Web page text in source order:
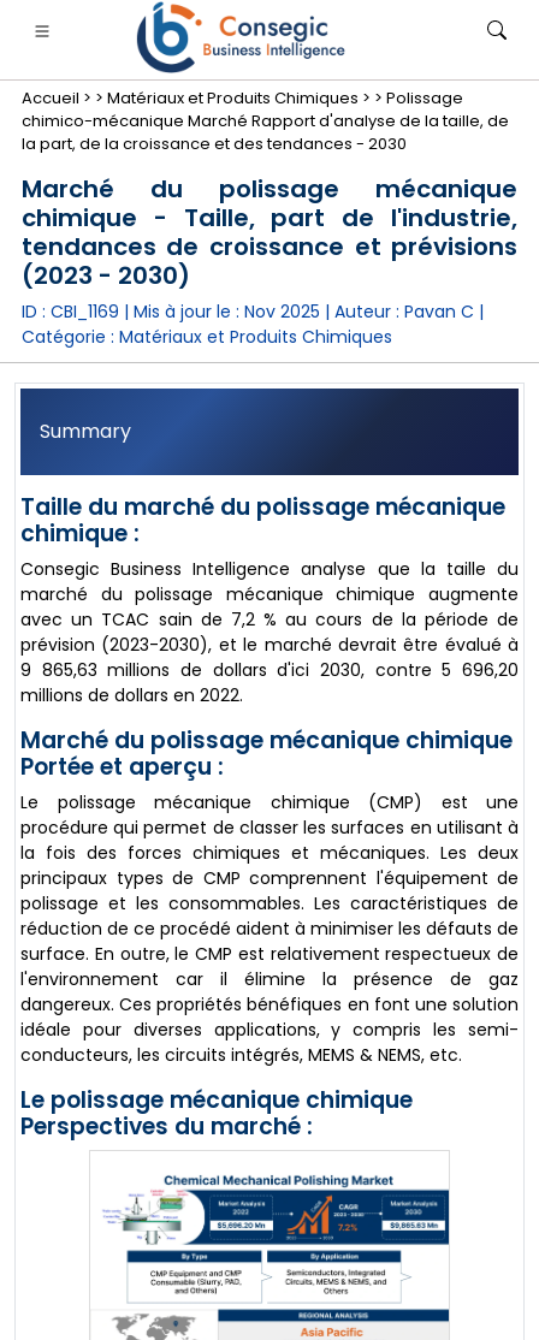
services financiers et assurance
• Biens de consommation
• Énergie et électricité
•
• étude de cas
Accueil > > Matériaux et Produits Chimiques > > Polissage
chimico-mécanique Marché Rapport d'analyse de la taille, de
la part, de la croissance et des tendances - 2030
Marché du polissage mécanique
chimique - Taille, part de l'industrie,
tendances de croissance et prévisions
(2023 - 2030)
ID : CBI_1169 | Mis à jour le : Nov 2025 | Auteur : Pavan C |
Catégorie : Matériaux et Produits Chimiques
Summary
Taille du marché du polissage mécanique
chimique :
Consegic Business Intelligence analyse que la taille du
marché du polissage mécanique chimique augmente
avec un TCAC sain de 7,2 % au cours de la période de
prévision (2023-2030), et le marché devrait être évalué à
9 865,63 millions de dollars d'ici 2030, contre 5 696,20
millions de dollars en 2022.
Marché du polissage mécanique chimique
Portée et aperçu :
Le polissage mécanique chimique (CMP) est une
procédure qui permet de classer les surfaces en utilisant à
la fois des forces chimiques et mécaniques. Les deux
principaux types de CMP comprennent l'équipement de
polissage et les consommables. Les caractéristiques de
réduction de ce procédé aident à minimiser les défauts de
surface. En outre, le CMP est relativement respectueux de
l'environnement car il élimine la présence de gaz
dangereux. Ces propriétés bénéfiques en font une solution
idéale pour diverses applications, y compris les semi-
conducteurs, les circuits intégrés, MEMS & NEMS, etc.
Le polissage mécanique chimique
Perspectives du marché :